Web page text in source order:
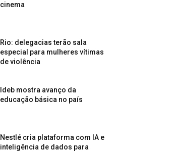
cinema
Rio: delegacias terão sala
especial para mulheres vítimas
de violência
Ideb mostra avanço da
educação básica no país
Nestlé cria plataforma com IA e
inteligência de dados para